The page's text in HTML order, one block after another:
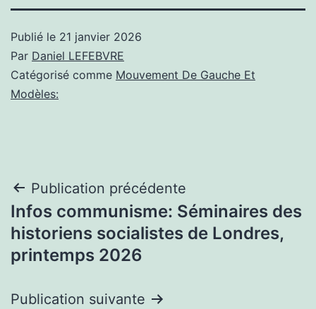
Publié le 21 janvier 2026
Par Daniel LEFEBVRE
Catégorisé comme Mouvement De Gauche Et
Modèles:
Navigation
de
l’article
Publication précédente
Infos communisme: Séminaires des
historiens socialistes de Londres,
printemps 2026
Publication suivante